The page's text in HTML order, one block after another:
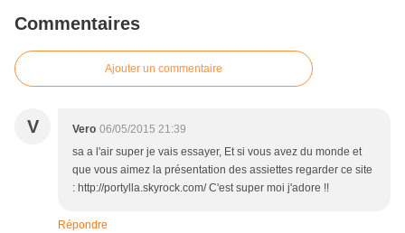
Commentaires
Ajouter un commentaire
V Vero 06/05/2015 21:39
sa a l'air super je vais essayer, Et si vous avez du monde et
que vous aimez la présentation des assiettes regarder ce site
: http://portylla.skyrock.com/ C'est super moi j'adore !!
Répondre